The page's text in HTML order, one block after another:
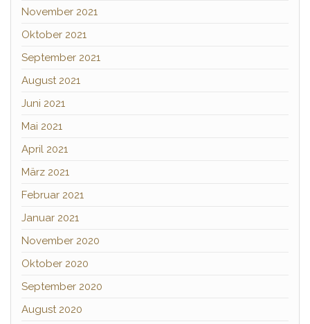
November 2021
Oktober 2021
September 2021
August 2021
Juni 2021
Mai 2021
April 2021
März 2021
Februar 2021
Januar 2021
November 2020
Oktober 2020
September 2020
August 2020